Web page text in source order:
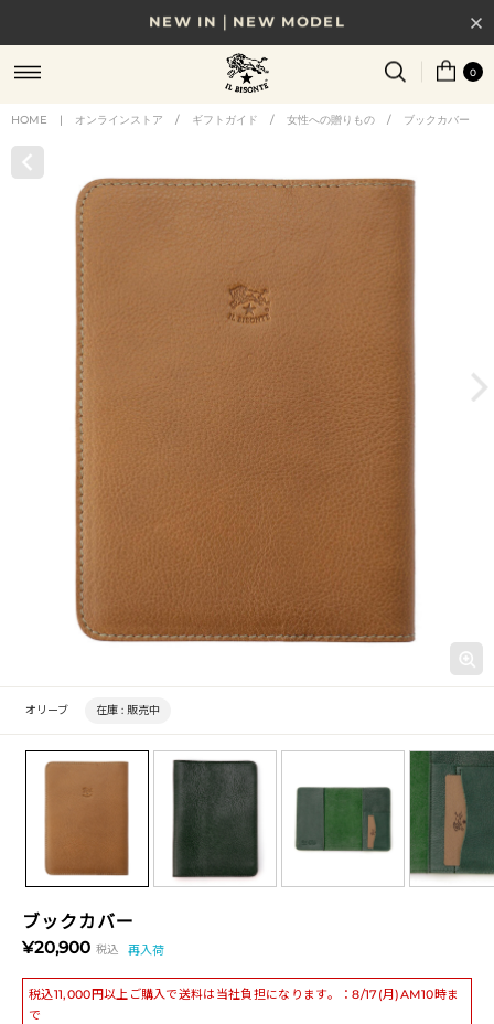
8/17(月)10時まで｜税込11,000円以上で送料無料
贈る相手やシーンから選べる、新しいギフトガイド
0
HOME | オンラインストア / ギフトガイド / 女性への贈りもの / ブックカバー
ブックカバー
¥20,900 税込 再入荷
税込11,000円以上ご購入で送料は当社負担になります。：8/17(月)AM10時ま
で
オリーブ 在庫 : 販売中